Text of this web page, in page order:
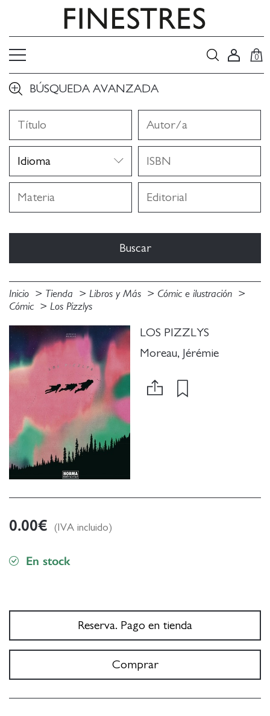
0
BÚSQUEDA AVANZADA
Inicio Tienda Libros y Más
Cómic e ilustración
Cómic
Los Pizzlys
LOS PIZZLYS
Moreau, Jérémie
0.00€ (IVA incluido)
En stock
Reserva. Pago en tienda
Comprar